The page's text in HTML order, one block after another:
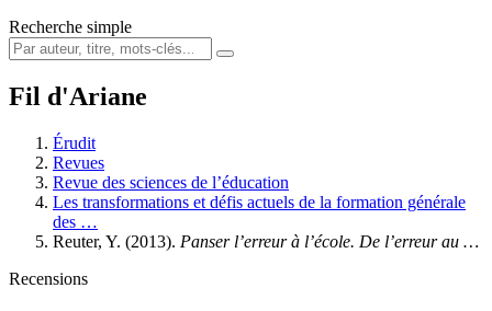
Recherche simple
Fil d'Ariane
Érudit
Revues
Revue des sciences de l’éducation
Les transformations et défis actuels de la formation générale
des …
Reuter, Y. (2013). Panser l’erreur à l’école. De l’erreur au …
Recensions